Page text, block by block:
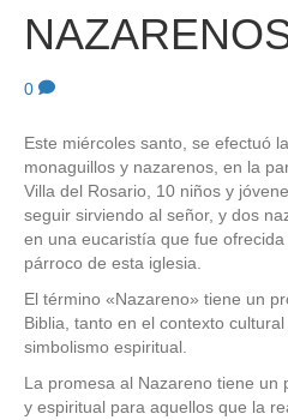
0
Este miércoles santo, se efectuó
monaguillos y nazarenos, en la
Villa del Rosario, 10 niños y
seguir sirviendo al señor, y dos
en una eucaristía que fue
párroco de esta iglesia.
El término «Nazareno» tiene un
Biblia, tanto en el contexto
simbolismo espiritual.
La promesa al Nazareno tiene un
y espiritual para aquellos que la